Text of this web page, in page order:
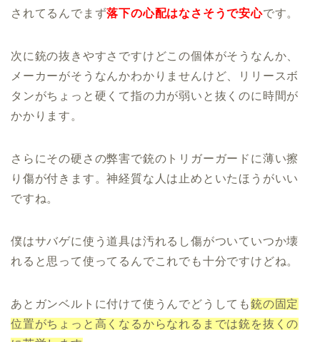
されてるんでまず落下の心配はなさそうで安心です。
次に銃の抜きやすさですけどこの個体がそうなんか、
メーカーがそうなんかわかりませんけど、リリースボ
タンがちょっと硬くて指の力が弱いと抜くのに時間が
かかります。
さらにその硬さの弊害で銃のトリガーガードに薄い擦
り傷が付きます。神経質な人は止めといたほうがいい
ですね。
僕はサバゲに使う道具は汚れるし傷がついていつか壊
れると思って使ってるんでこれでも十分ですけどね。
あとガンベルトに付けて使うんでどうしても銃の固定
位置がちょっと高くなるからなれるまでは銃を抜くの